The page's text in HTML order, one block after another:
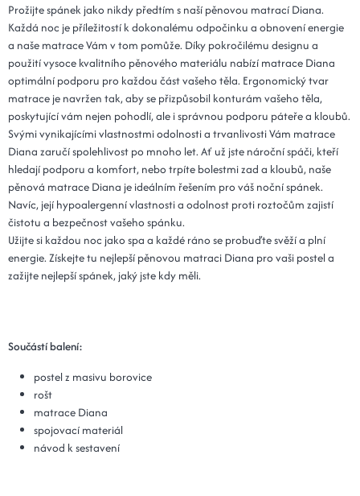
Prožijte spánek jako nikdy předtím s naší pěnovou matrací Diana.
Každá noc je příležitostí k dokonalému odpočinku a obnovení energie
a naše matrace Vám v tom pomůže. Díky pokročilému designu a
použití vysoce kvalitního pěnového materiálu nabízí matrace Diana
optimální podporu pro každou část vašeho těla. Ergonomický tvar
matrace je navržen tak, aby se přizpůsobil konturám vašeho těla,
poskytující vám nejen pohodlí, ale i správnou podporu páteře a kloubů.
Svými vynikajícími vlastnostmi odolnosti a trvanlivosti Vám matrace
Diana zaručí spolehlivost po mnoho let. Ať už jste nároční spáči, kteří
hledají podporu a komfort, nebo trpíte bolestmi zad a kloubů, naše
pěnová matrace Diana je ideálním řešením pro váš noční spánek.
Navíc, její hypoalergenní vlastnosti a odolnost proti roztočům zajistí
čistotu a bezpečnost vašeho spánku.
Užijte si každou noc jako spa a každé ráno se probuďte svěží a plní
energie. Získejte tu nejlepší pěnovou matraci Diana pro vaši postel a
zažijte nejlepší spánek, jaký jste kdy měli.
Součástí balení:
postel z masivu borovice
rošt
matrace Diana
spojovací materiál
návod k sestavení